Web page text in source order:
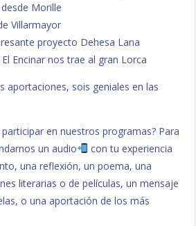
Morille
Villarmayor
proyecto Dehesa Lana
Encinar nos trae al gran Lorca
aportaciones, sois geniales en las
en nuestros programas? Para
un audio
con tu experiencia
una reflexión, un poema, una
literarias o de películas, un mensaje
o una aportación de los más